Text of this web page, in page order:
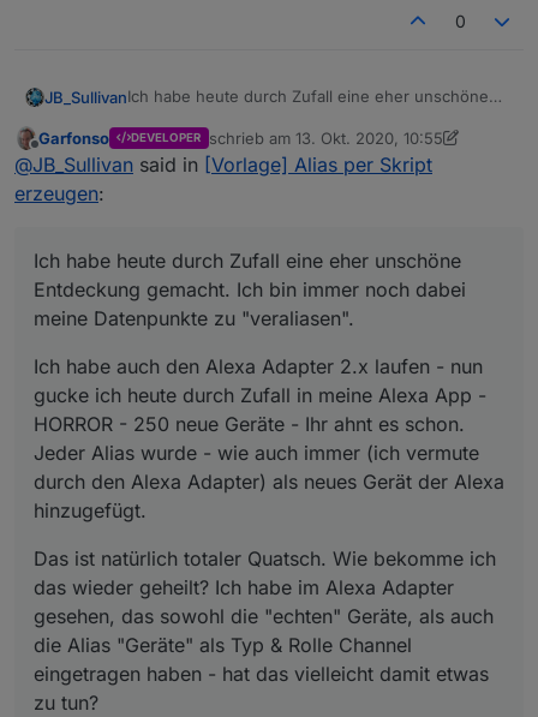
0
JB_SullivanIch habe heute durch Zufall eine eher unschöne
meine Datenpunkte zu "veraliasen".
Ich habe auch den Alexa Adapter 2.x laufen - nun
gucke ich heute durch Zufall in meine Alexa App -
Alexa hinzugefügt.
die Alias "Geräte" als Typ & Rolle Channel
eingetragen haben - hat das vielleicht damit etwas
zu tun?
Offline
Garfonso DEVELOPER schrieb am 13. Okt. 2020, 10:55
zuletzt editiert von Garfonso
@JB_Sullivan said in [Vorlage] Alias per Skript
erzeugen:
Ich habe heute durch Zufall eine eher unschöne
Entdeckung gemacht. Ich bin immer noch dabei
meine Datenpunkte zu "veraliasen".
Ich habe auch den Alexa Adapter 2.x laufen - nun
gucke ich heute durch Zufall in meine Alexa App -
HORROR - 250 neue Geräte - Ihr ahnt es schon.
Jeder Alias wurde - wie auch immer (ich vermute
durch den Alexa Adapter) als neues Gerät der Alexa
hinzugefügt.
Das ist natürlich totaler Quatsch. Wie bekomme ich
das wieder geheilt? Ich habe im Alexa Adapter
gesehen, das sowohl die "echten" Geräte, als auch
die Alias "Geräte" als Typ & Rolle Channel
eingetragen haben - hat das vielleicht damit etwas
zu tun?